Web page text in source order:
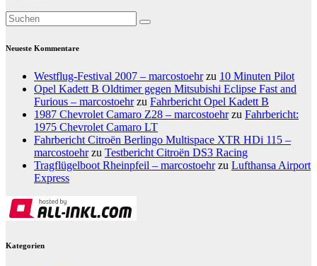
Neueste Kommentare
Westflug-Festival 2007 – marcostoehrzu 10 Minuten Pilot
Opel Kadett B Oldtimer gegen Mitsubishi Eclipse Fast and
Furious – marcostoehrzu Fahrbericht Opel Kadett B
1987 Chevrolet Camaro Z28 – marcostoehrzu Fahrbericht:
1975 Chevrolet Camaro LT
Fahrbericht Citroën Berlingo Multispace XTR HDi 115 –
marcostoehrzu Testbericht Citroën DS3 Racing
Tragflügelboot Rheinpfeil – marcostoehrzu Lufthansa Airport
Express
Kategorien